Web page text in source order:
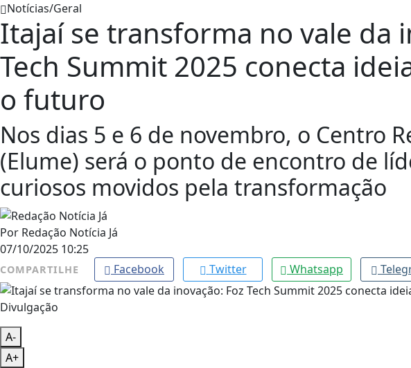
Notícias/Geral
Itajaí se transforma no vale da
Tech Summit 2025 conecta
o futuro
Nos dias 5 e 6 de novembro, o Centro
(Elume) será o ponto de encontro de
curiosos movidos pela transformação
Por Redação Notícia Já
07/10/2025 10:25
COMPARTILHE Facebook Twitter Whatsapp
Divulgação
A-
A+